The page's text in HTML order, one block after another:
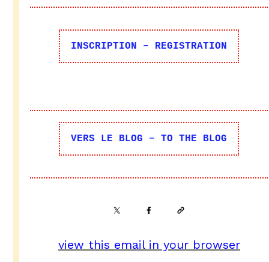
INSCRIPTION – REGISTRATION
VERS LE BLOG – TO THE BLOG
view this email in your browser